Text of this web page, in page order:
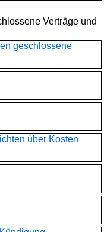
Verträge und
geschlossene
über Kosten